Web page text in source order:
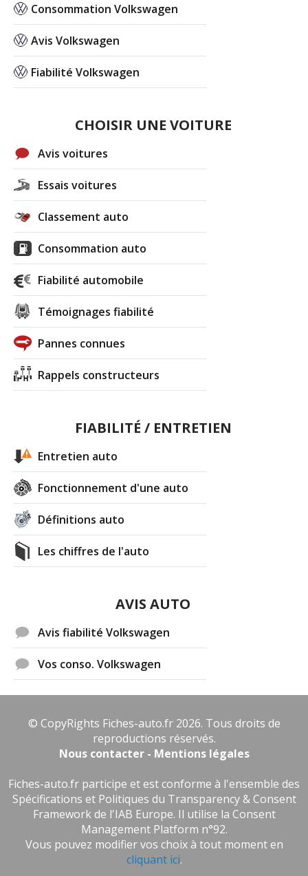
Consommation Volkswagen
Avis Volkswagen
Fiabilité Volkswagen
CHOISIR UNE VOITURE
Avis voitures
Essais voitures
Classement auto
Consommation auto
Fiabilité automobile
Témoignages fiabilité
Pannes connues
Rappels constructeurs
FIABILITÉ / ENTRETIEN
Entretien auto
Fonctionnement d'une auto
Définitions auto
Les chiffres de l'auto
AVIS AUTO
Avis fiabilité Volkswagen
Vos conso. Volkswagen
© CopyRights Fiches-auto.fr 2026. Tous droits de
reproductions réservés.
Nous contacter - Mentions légales
Fiches-auto.fr participe et est conforme à l'ensemble des
Spécifications et Politiques du Transparency & Consent
Framework de l'IAB Europe. Il utilise la Consent
Management Platform n°92.
Vous pouvez modifier vos choix à tout moment en
cliquant ici.